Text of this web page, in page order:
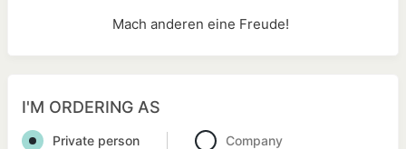
Mach anderen eine Freude!
I'M ORDERING AS
Private person Company